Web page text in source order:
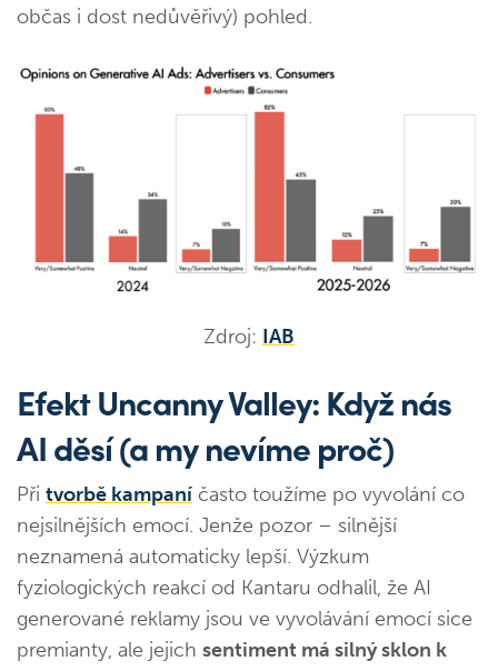
občas i dost nedůvěřivý) pohled.
Zdroj: IAB
Efekt Uncanny Valley: Když nás
AI děsí (a my nevíme proč)
Při tvorbě kampaní často toužíme po vyvolání co
nejsilnějších emocí. Jenže pozor – silnější
neznamená automaticky lepší. Výzkum
fyziologických reakcí od Kantaru odhalil, že AI
generované reklamy jsou ve vyvolávání emocí sice
premianty, ale jejich sentiment má silný sklon k